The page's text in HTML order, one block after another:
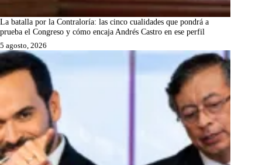
La batalla por la Contraloría: las cinco cualidades que pondrá a
prueba el Congreso y cómo encaja Andrés Castro en ese perfil
5 agosto, 2026